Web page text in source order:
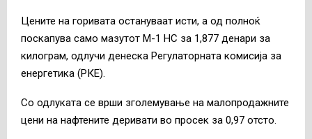
Цените на горивата остануваат исти, а од полноќ
поскапува само мазутот М-1 НС за 1,877 денари за
килограм, одлучи денеска Регулаторната комисија за
енергетика (РКЕ).
Со одлуката се врши зголемување на малопродажните
цени на нафтените деривати во просек за 0,97 отсто.